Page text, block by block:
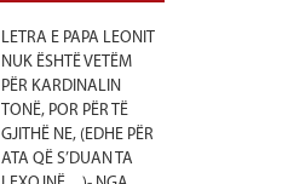
LETRA E PAPA LEONIT
NUK ËSHTË VETËM
PËR KARDINALIN
TONË, POR PËR TË
GJITHË NE, (EDHE PËR
ATA QË S’DUAN TA